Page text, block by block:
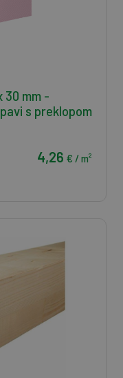
30 mm -
s preklopom
4,26 € / m²